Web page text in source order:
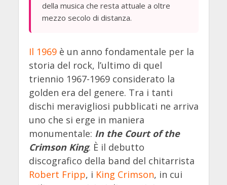
della musica che resta attuale a oltre
mezzo secolo di distanza.
Il 1969è un anno fondamentale per la
storia del rock, l’ultimo di quel
triennio 1967-1969 considerato la
golden era del genere. Tra i tanti
dischi meravigliosi pubblicati ne arriva
uno che si erge in maniera
monumentale: In the Court of the
Crimson King. È il debutto
discografico della band del chitarrista
Robert Fripp, i King Crimson, in cui